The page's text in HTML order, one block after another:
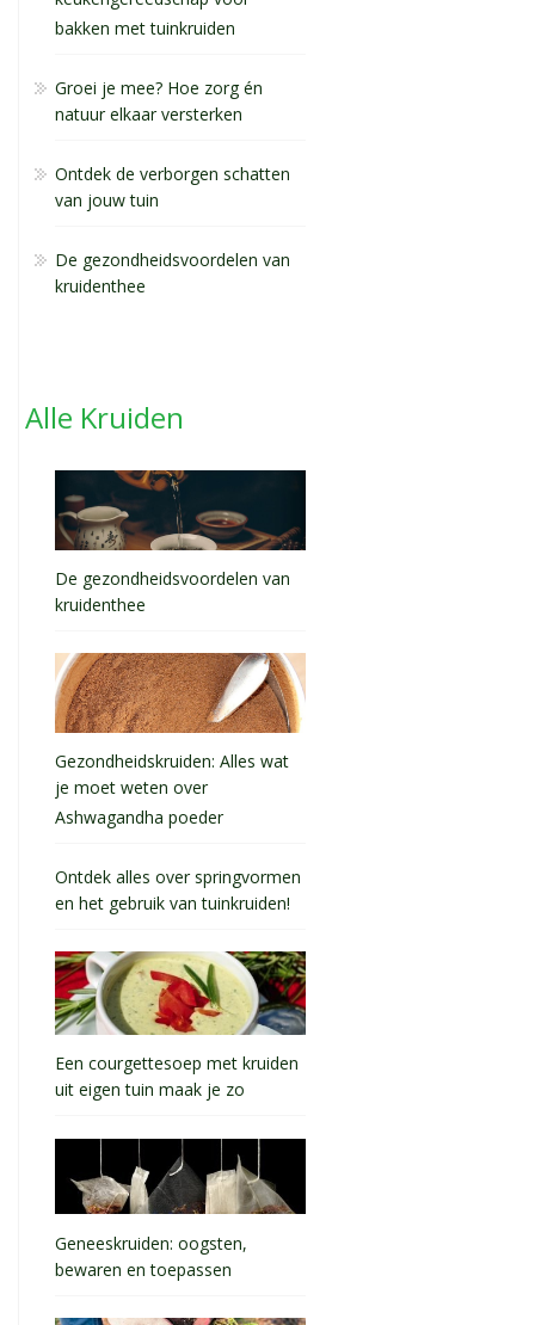
bakken met tuinkruiden
Groei je mee? Hoe zorg én
natuur elkaar versterken
Ontdek de verborgen schatten
van jouw tuin
De gezondheidsvoordelen van
kruidenthee
Alle Kruiden
De gezondheidsvoordelen van
kruidenthee
Gezondheidskruiden: Alles wat
je moet weten over
Ashwagandha poeder
Ontdek alles over springvormen
en het gebruik van tuinkruiden!
Een courgettesoep met kruiden
uit eigen tuin maak je zo
Geneeskruiden: oogsten,
bewaren en toepassen